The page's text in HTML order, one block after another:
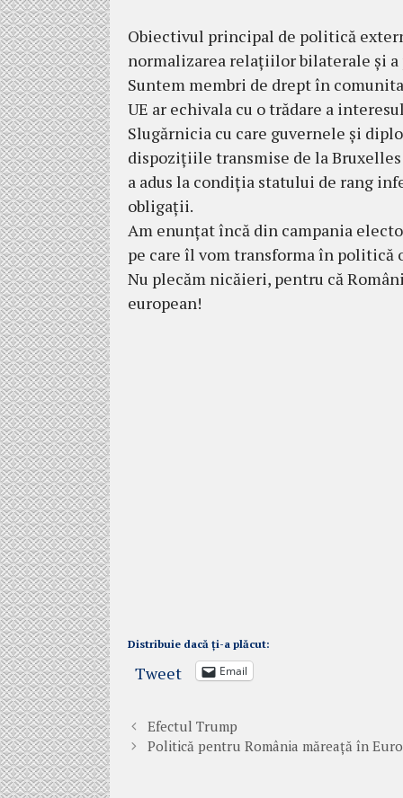
Obiectivul principal de politică
normalizarea relațiilor bilaterale și
Suntem membri de drept în
UE ar echivala cu o trădare a
Slugărnicia cu care guvernele și
dispozițiile transmise de la
a adus la condiția statului de rang
obligații.
Am enunțat încă din campania
pe care îl vom transforma în politică
Nu plecăm nicăieri, pentru că
european!
Distribuie dacă ți-a plăcut:
Tweet Email
Efectul Trump
Politică pentru România măreață în